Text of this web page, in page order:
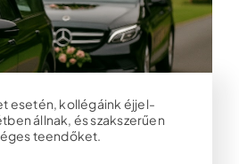
esetén, kollégáink éjjel-
állnak, és szakszerűen
teendőket.